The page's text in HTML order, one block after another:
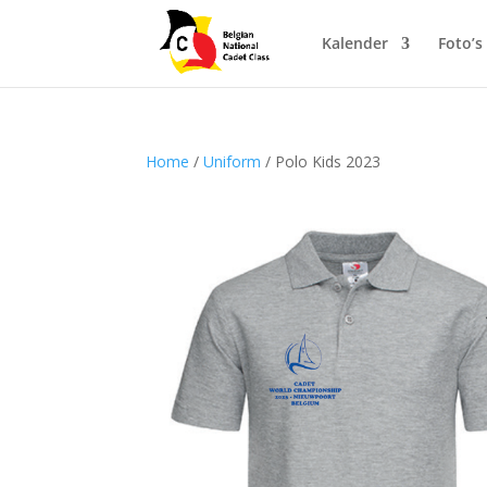
Kalender Foto’s
Home /Uniform / Polo Kids 2023